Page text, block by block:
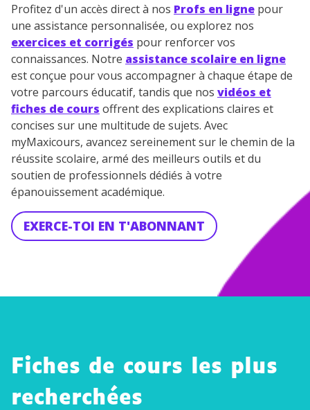
Profitez d'un accès direct à nos Profs en ligne pour
une assistance personnalisée, ou explorez nos
exercices et corrigés pour renforcer vos
connaissances. Notre assistance scolaire en ligne
est conçue pour vous accompagner à chaque étape de
votre parcours éducatif, tandis que nos vidéos et
fiches de cours offrent des explications claires et
concises sur une multitude de sujets. Avec
myMaxicours, avancez sereinement sur le chemin de la
réussite scolaire, armé des meilleurs outils et du
soutien de professionnels dédiés à votre
épanouissement académique.
EXERCE-TOI EN T'ABONNANT
Fiches de cours les plus
recherchéesAxes et